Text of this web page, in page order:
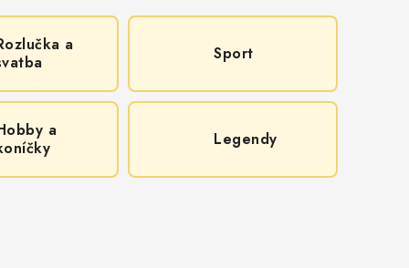
a
Sport
a
Legendy